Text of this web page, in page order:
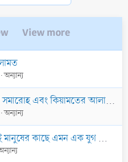
View more
অন্যান্য
এবং কিয়ামতের আলামত
অন্যান্য
এক যুগ আসবে যখন তাঁরা মসজিদ গুলোতে একত্রিত হবে এবং সালাত আদায় করবে কিন্তু…